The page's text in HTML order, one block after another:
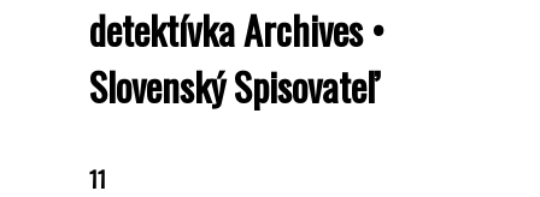
detektívka Archives •
Slovenský Spisovateľ
11